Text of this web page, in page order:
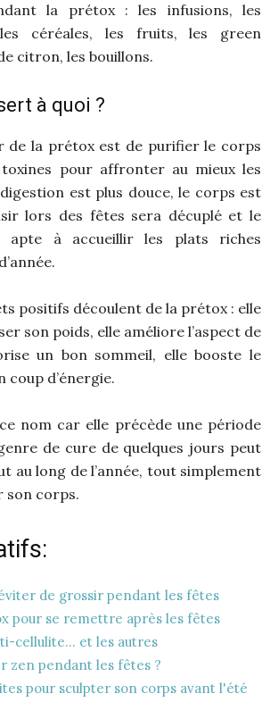
la prétox : les infusions, les
céréales, les fruits, les green
citron, les bouillons.
à quoi ?
de la prétox est de purifier le corps
toxines pour affronter au mieux les
est plus douce, le corps est
lors des fêtes sera décuplé et le
apte à accueillir les plats riches
positifs découlent de la prétox : elle
son poids, elle améliore l’aspect de
un bon sommeil, elle booste le
coup d’énergie.
nom car elle précède une période
de cure de quelques jours peut
au long de l’année, tout simplement
son corps.
de grossir pendant les fêtes
pour se remettre après les fêtes
cellulite... et les autres
zen pendant les fêtes ?
pour sculpter son corps avant l'été